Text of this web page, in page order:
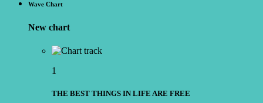
Wave Chart
New chart
1
THE BEST THINGS IN LIFE ARE FREE